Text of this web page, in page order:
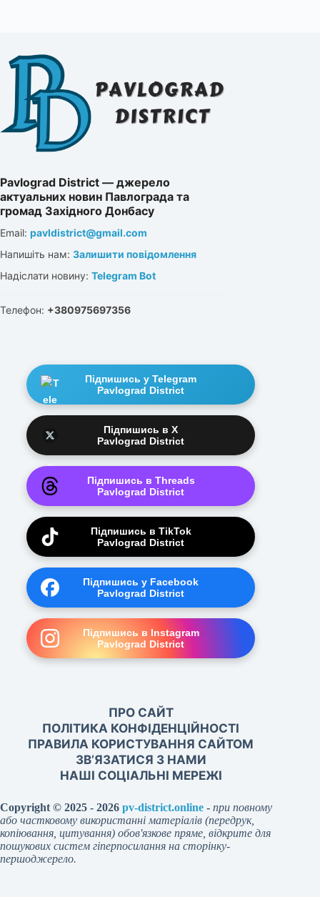
Pavlograd District — джерело
актуальних новин Павлограда та
громад Західного Донбасу
Email: pavldistrict@gmail.com
Напишіть нам: Залишити повідомлення
Надіслати новину: Telegram Bot
Телефон: +380975697356
Підпишись у Telegram
Pavlograd District
Підпишись в X
Pavlograd District
Підпишись в Threads
Pavlograd District
Підпишись в TikTok
Pavlograd District
Підпишись у Facebook
Pavlograd District
Підпишись в Instagram
Pavlograd District
ПРО САЙТ
ПОЛІТИКА КОНФІДЕНЦІЙНОСТІ
ПРАВИЛА КОРИСТУВАННЯ САЙТОМ
ЗВ’ЯЗАТИСЯ З НАМИ
НАШІ СОЦІАЛЬНІ МЕРЕЖІ
Copyright © 2025 - 2026 pv-district.online - при повному
або частковому використанні матеріалів (передрук,
копіювання, цитування) обов'язкове пряме, відкрите для
пошукових систем гіперпосилання на сторінку-
першоджерело.